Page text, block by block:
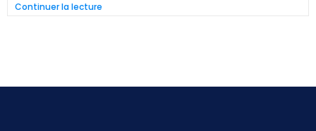
Continuer la lecture